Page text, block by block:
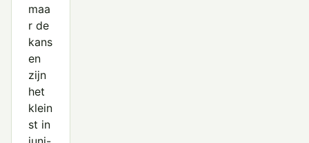
maa
r de
kans
en
zijn
het
klein
st in